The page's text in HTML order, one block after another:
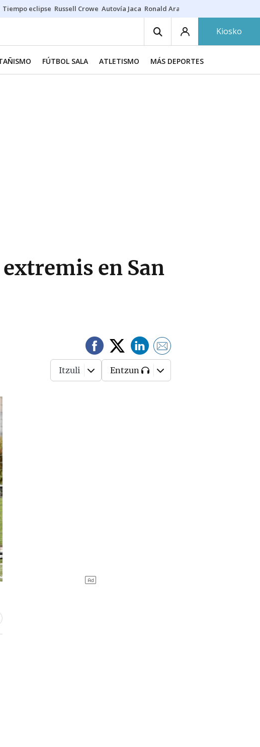
Tiempo eclipse Russell Crowe Autovía Jaca Ronald Araújo
Kiosko
FÚTBOL SALA ATLETISMO MÁS DEPORTES
en San
Itzuli Entzun